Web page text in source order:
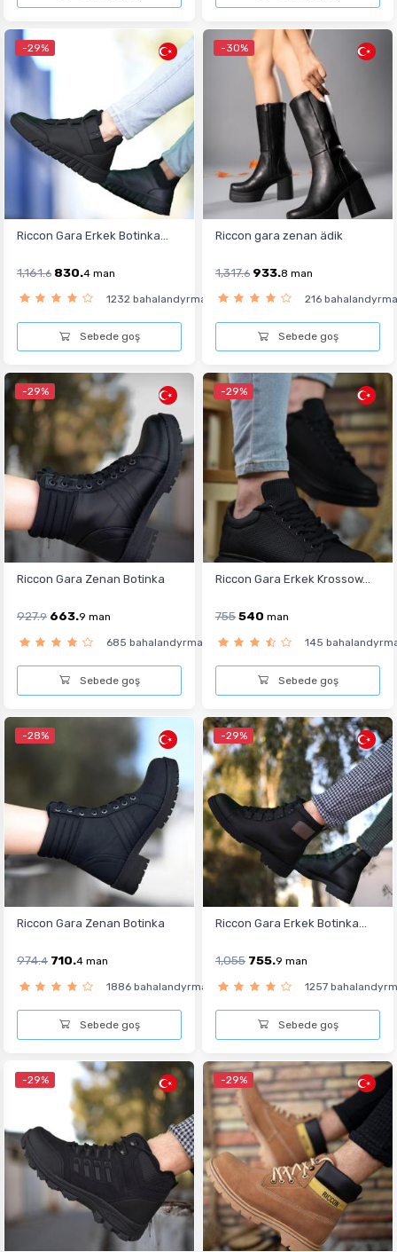
-29%
Riccon Gara Erkek Botinka...
1,161.6 830.4 man
1232 bahalandyrma
Sebede goş
-30%
Riccon gara zenan ädik
1,317.6 933.8 man
216 bahalandyrma
Sebede goş
-29%
Riccon Gara Zenan Botinka
927.9 663.9 man
685 bahalandyrma
Sebede goş
-29%
Riccon Gara Erkek Krossow...
755540 man
145
Sebede goş
-28%
Riccon Gara Zenan Botinka
974.4 710.4 man
1886 bahalandyrma
Sebede goş
-29%
Riccon Gara Erkek Botinka...
1,055 755.9 man
1257
Sebede goş
-29% -29%